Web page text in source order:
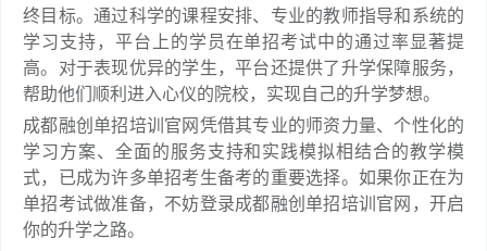
终目标。通过科学的课程安排、专业的教师指导和系统的
学习支持，平台上的学员在单招考试中的通过率显著提
高。对于表现优异的学生，平台还提供了升学保障服务，
帮助他们顺利进入心仪的院校，实现自己的升学梦想。
成都融创单招培训官网凭借其专业的师资力量、个性化的
学习方案、全面的服务支持和实践模拟相结合的教学模
式，已成为许多单招考生备考的重要选择。如果你正在为
单招考试做准备，不妨登录成都融创单招培训官网，开启
你的升学之路。